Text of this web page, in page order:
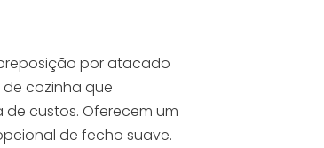
por atacado
cozinha que
custos. Oferecem um
de fecho suave.